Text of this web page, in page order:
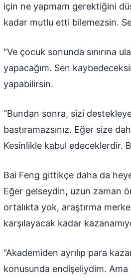
için ne yapmam gerektiğini
kadar mutlu etti bilemezsin.
“Ve çocuk sonunda sınırına
yapacağım. Sen
yapabilirsin.
“Bundan sonra, sizi
bastıramazsınız. Eğer size
Kesinlikle kabul edeceklerdir.
Bai Feng gittikçe daha da
Eğer gelseydin, uzun zaman
ortalıkta yok, araştırma
karşılayacak kadar
“Akademiden ayrılıp para
konusunda endişeliydim.